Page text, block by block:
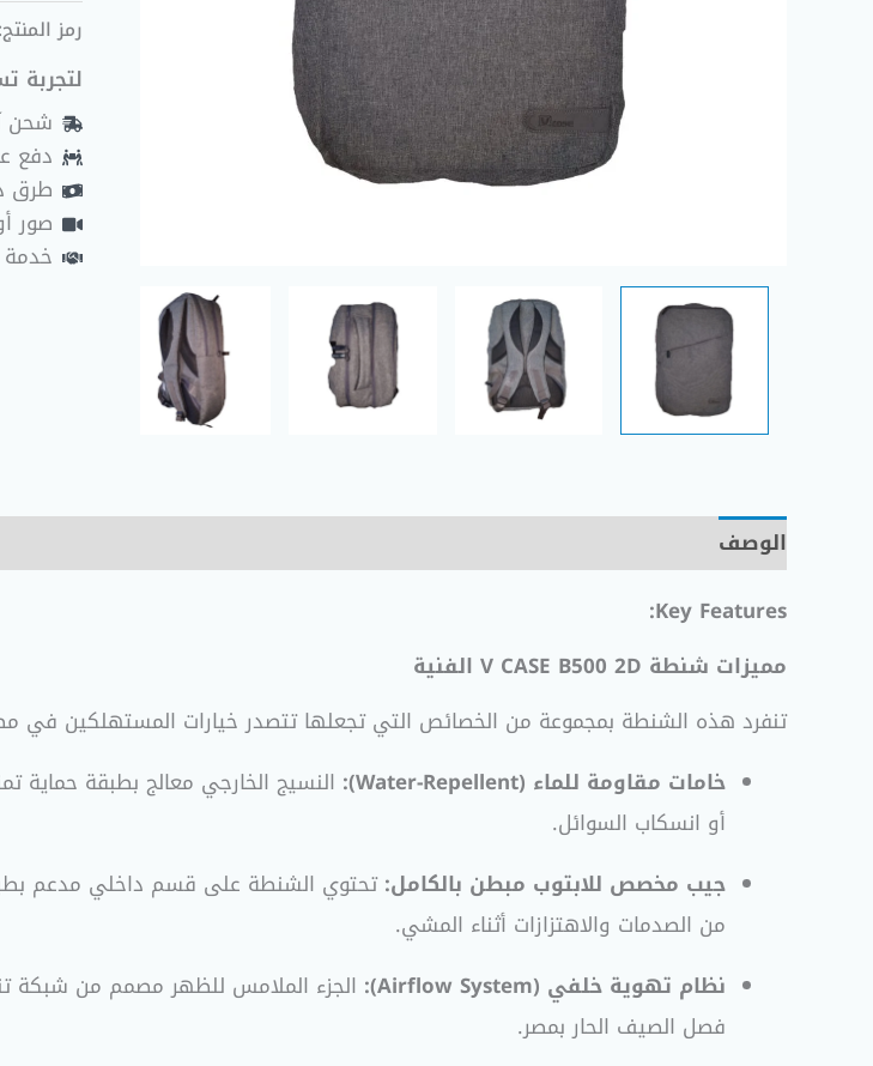
رمز المنتج:
لتجربة
شحن
دفع
طرق
صور
خدمة
الوصف
Key Features:
مميزات شنطة V CASE B500 2D الفنية
تنفرد هذه الشنطة بمجموعة من الخصائص التي تجعلها تتصدر خيارات المستهلكين في
خامات مقاومة للماء (Water-Repellent):
النسيج الخارجي معالج بطبقة حماية
أو انسكاب السوائل.
جيب مخصص للابتوب مبطن بالكامل:
من الصدمات والاهتزازات أثناء المشي.
نظام تهوية خلفي (Airflow System):
فصل الصيف الحار بمصر.